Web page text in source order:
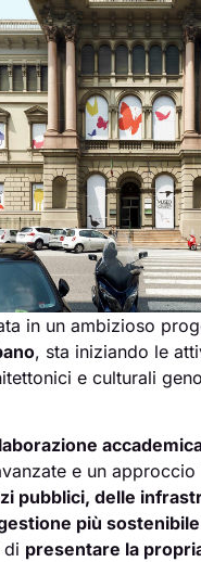
in un ambizioso
, sta iniziando le
e culturali
e un
pubblici, delle
più sostenibile
di presentare la